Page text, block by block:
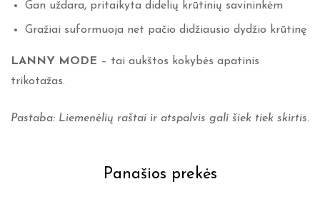
Gan uždara, pritaikyta didelių krūtinių savininkėm
Gražiai suformuoja net pačio didžiausio dydžio krūtinę
LANNY MODE – tai aukštos kokybės apatinis
trikotažas.
Pastaba: Liemenėlių raštai ir atspalvis gali šiek tiek skirtis.
Panašios prekės